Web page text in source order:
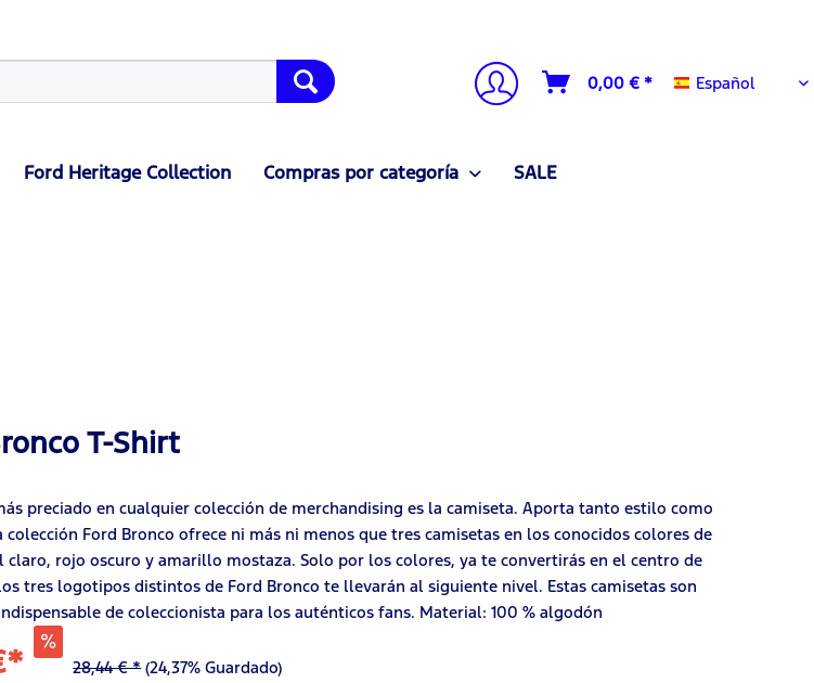
0,00 € * Español
Español
Ford Heritage Collection Compras por categoría SALE
T-Shirt
preciado en cualquier colección de merchandising es la camiseta. Aporta tanto estilo como
colección Ford Bronco ofrece ni más ni menos que tres camisetas en los conocidos colores de
claro, rojo oscuro y amarillo mostaza. Solo por los colores, ya te convertirás en el centro de
tres logotipos distintos de Ford Bronco te llevarán al siguiente nivel. Estas camisetas son
de coleccionista para los auténticos fans. Material: 100 % algodón
28,44 € * (24,37% Guardado)